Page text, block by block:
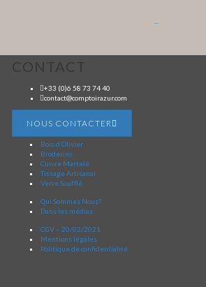
CONTACT
+33 (0)6 58 73 74 40
contact@comptoirazur.com
NOUS CONTACTER
Bois d’Olivier
Broderies
Cuivre Martelé
Tissage Artisanal
Verre Soufflé
Qui Sommes Nous?
Dans les médias
CGV – 20/02/2021
Mentions légales
Politique de confidentialité